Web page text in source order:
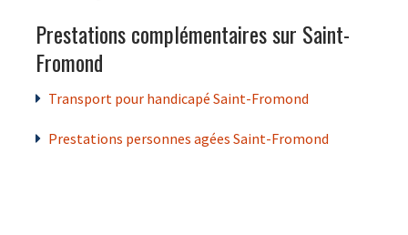
Prestations complémentaires sur Saint-
Fromond
Transport pour handicapé Saint-Fromond
Prestations personnes agées Saint-Fromond